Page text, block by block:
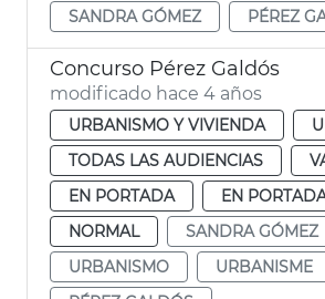
SANDRA GÓMEZ
PÉREZ
Concurso Pérez Galdós
modificado hace 4 años
URBANISMO Y VIVIENDA
TODAS LAS AUDIENCIAS
EN PORTADA
EN
NORMAL
SANDRA GÓMEZ
URBANISMO
URBANISME